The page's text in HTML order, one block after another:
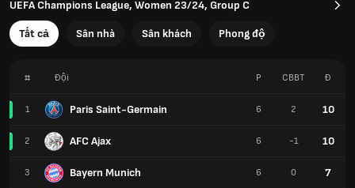
UEFA Champions League, Women 23/24, Group C
Tất cả Sân nhà Sân khách Phong độ
# Đội
1 Paris Saint-Germain
2 AFC Ajax
3 Bayern Munich
P CBBT Đ
6 2 10
6 -1 10
6 0 7